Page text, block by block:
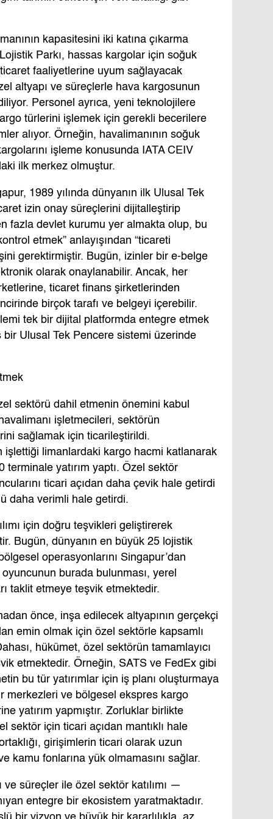
kapasitesini iki katına çıkarma
Parkı, hassas kargolar için soğuk
faaliyetlerine uyum sağlayacak
altyapı ve süreçlerle hava kargosunun
Personel ayrıca, yeni teknolojilere
türlerini işlemek için gerekli becerilere
alıyor. Örneğin, havalimanının soğuk
işleme konusunda IATA CEIV
ilk merkez olmuştur.
1989 yılında dünyanın ilk Ulusal Tek
izin onay süreçlerini dijitalleştirip
fazla devlet kurumu yer almakta olup, bu
etmek” anlayışından “ticareti
gerektirmiştir. Bugün, izinler bir e-belge
olarak onaylanabilir. Ancak, her
ticaret finans şirketlerinden
birçok tarafı ve belgeyi içerebilir.
tek bir dijital platformda entegre etmek
Ulusal Tek Pencere sistemi üzerinde
sektörü dahil etmenin önemini kabul
işletmecileri, sektörün
sağlamak için ticarileştirildi.
işlettiği limanlardaki kargo hacmi katlanarak
terminale yatırım yaptı. Özel sektör
ticari açıdan daha çevik hale getirdi
daha verimli hale getirdi.
için doğru teşvikleri geliştirerek
Bugün, dünyanın en büyük 25 lojistik
operasyonlarını Singapur’dan
burada bulunması, yerel
taklit etmeye teşvik etmektedir.
önce, inşa edilecek altyapının gerçekçi
emin olmak için özel sektörle kapsamlı
hükümet, özel sektörün tamamlayıcı
etmektedir. Örneğin, SATS ve FedEx gibi
bu tür yatırımlar için iş planı oluşturmaya
merkezleri ve bölgesel ekspres kargo
yatırım yapmıştır. Zorluklar birlikte
sektör için ticari açıdan mantıklı hale
girişimlerin ticari olarak uzun
kamu fonlarına yük olmamasını sağlar.
süreçler ile özel sektör katılımı —
entegre bir ekosistem yaratmaktadır.